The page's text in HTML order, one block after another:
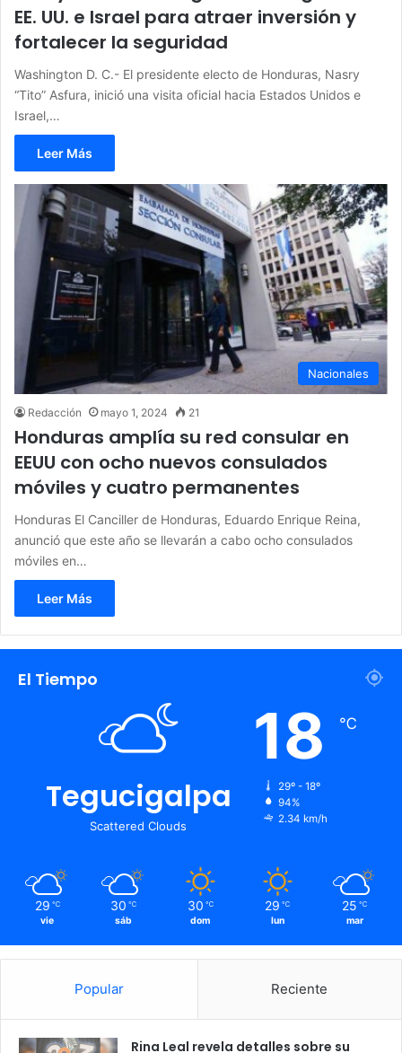
EE. UU. e Israel para atraer inversión y
fortalecer la seguridad
Washington D. C.- El presidente electo de Honduras, Nasry
“Tito” Asfura, inició una visita oficial hacia Estados Unidos e
Israel,…
Leer Más
Nacionales
Redacción mayo 1, 2024 21
Honduras amplía su red consular en
EEUU con ocho nuevos consulados
móviles y cuatro permanentes
Honduras El Canciller de Honduras, Eduardo Enrique Reina,
anunció que este año se llevarán a cabo ocho consulados
móviles en…
Leer Más
El Tiempo
Tegucigalpa
Scattered Clouds
18 ℃
29º - 18º
94%
2.34 km/h
29 ℃
vie
30 ℃
sáb
30 ℃
dom
29 ℃
lun
25 ℃
mar
Popular Reciente
Rina Leal revela detalles sobre su